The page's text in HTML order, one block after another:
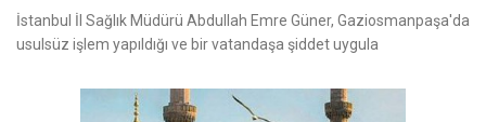
İstanbul İl Sağlık Müdürü Abdullah Emre Güner, Gaziosmanpaşa'da
usulsüz işlem yapıldığı ve bir vatandaşa şiddet uygula